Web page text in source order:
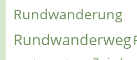
Rundwanderung
Rundwanderweg